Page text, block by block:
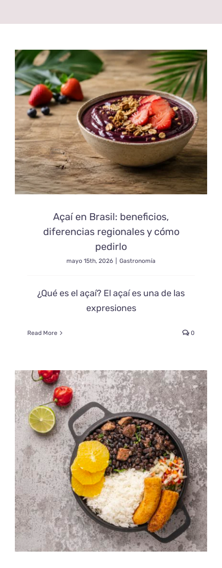
Açaí en Brasil: beneficios,
diferencias regionales y cómo
pedirlo
mayo 15th, 2026 Gastronomía
¿Qué es el açaí? El açaí es una de las
expresiones
Read More 0